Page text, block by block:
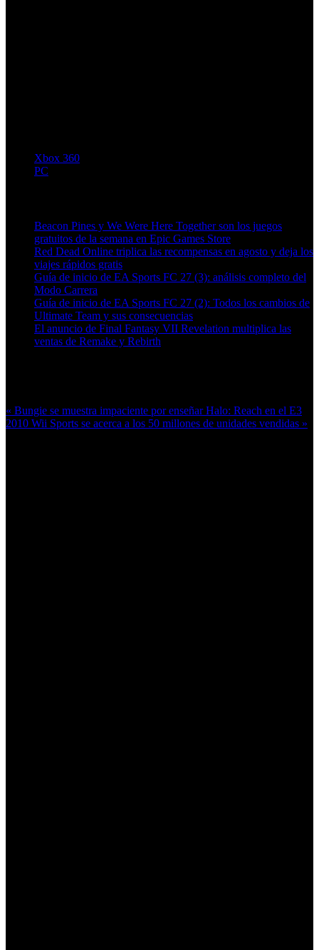
Xbox 360
PC
Beacon Pines y We Were Here Together son los juegos
gratuitos de la semana en Epic Games Store
Red Dead Online triplica las recompensas en agosto y deja los
viajes rápidos gratis
Guía de inicio de EA Sports FC 27 (3): análisis completo del
Modo Carrera
Guía de inicio de EA Sports FC 27 (2): Todos los cambios de
Ultimate Team y sus consecuencias
El anuncio de Final Fantasy VII Revelation multiplica las
ventas de Remake y Rebirth
« Bungie se muestra impaciente por enseñar Halo: Reach en el E3
2010 Wii Sports se acerca a los 50 millones de unidades vendidas »